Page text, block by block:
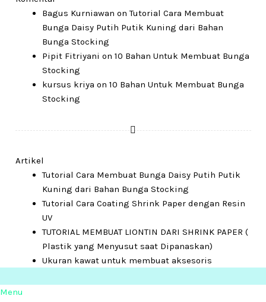
Bagus Kurniawan onTutorial Cara Membuat
Bunga Daisy Putih Putik Kuning dari Bahan
Bunga Stocking
Pipit Fitriyani on 10 Bahan Untuk Membuat Bunga
Stocking
kursus kriya on 10 Bahan Untuk Membuat Bunga
Stocking
Artikel
Tutorial Cara Membuat Bunga Daisy Putih Putik
Kuning dari Bahan Bunga Stocking
Tutorial Cara Coating Shrink Paper dengan Resin
UV
TUTORIAL MEMBUAT LIONTIN DARI SHRINK PAPER (
Plastik yang Menyusut saat Dipanaskan)
Ukuran kawat untuk membuat aksesoris
Menu